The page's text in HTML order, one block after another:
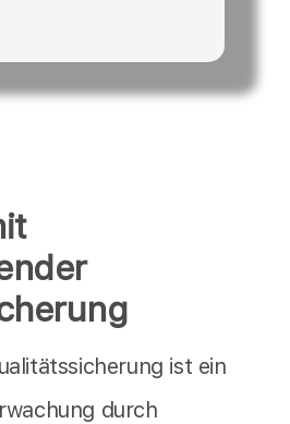
ist ein
durch